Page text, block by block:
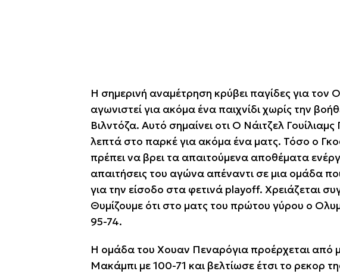
Η σημερινή αναμέτρηση κρύβει παγίδες για τον
αγωνιστεί για ακόμα ένα παιχνίδι χωρίς την
Βιλντόζα. Αυτό σημαίνει οτι Ο Νάιτζελ
λεπτά στο παρκέ για ακόμα ένα ματς. Τόσο ο
πρέπει να βρει τα απαιτούμενα αποθέματα
απαιτήσεις του αγώνα απέναντι σε μια ομάδα
για την είσοδο στα φετινά playoff. Χρειάζεται
Θυμίζουμε ότι στο ματς του πρώτου γύρου ο
95-74.
Η ομάδα του Χουαν Πεναρόγια προέρχεται από
Μακάμπι με 100-71 και βελτίωσε έτσι το ρεκορ